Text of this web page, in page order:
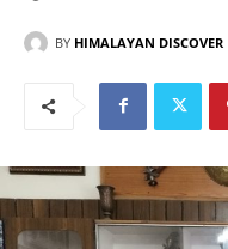
BY HIMALAYAN DISCOVER